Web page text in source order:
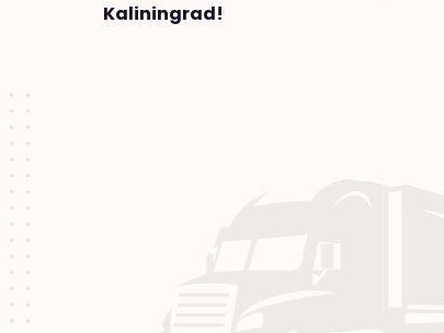
Kaliningrad!